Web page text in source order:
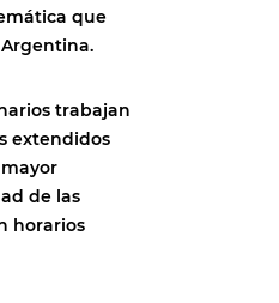
que
trabajan
extendidos
de las
horarios